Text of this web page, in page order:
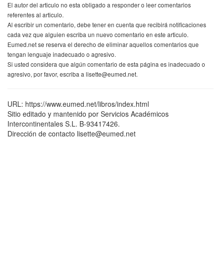
El autor del articulo no esta obligado a responder o leer comentarios
referentes al articulo.
Al escribir un comentario, debe tener en cuenta que recibirá notificaciones
cada vez que alguien escriba un nuevo comentario en este articulo.
Eumed.net se reserva el derecho de eliminar aquellos comentarios que
tengan lenguaje inadecuado o agresivo.
Si usted considera que algún comentario de esta página es inadecuado o
agresivo, por favor, escriba a lisette@eumed.net.
URL: https://www.eumed.net/libros/index.html
Sitio editado y mantenido por Servicios Académicos
Intercontinentales S.L. B-93417426.
Dirección de contacto lisette@eumed.net